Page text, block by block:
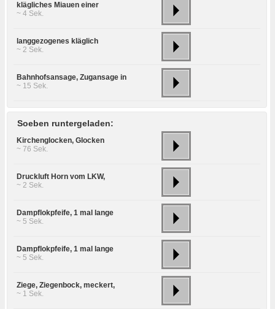
klägliches Miauen einer
~ 4 Sek.
langgezogenes kläglich
~ 2 Sek.
Bahnhofsansage, Zugansage in
~ 15 Sek.
Soeben runtergeladen:
Kirchenglocken, Glocken
~ 76 Sek.
Druckluft Horn vom LKW,
~ 2 Sek.
Dampflokpfeife, 1 mal lange
~ 5 Sek.
Dampflokpfeife, 1 mal lange
~ 5 Sek.
Ziege, Ziegenbock, meckert,
~ 1 Sek.